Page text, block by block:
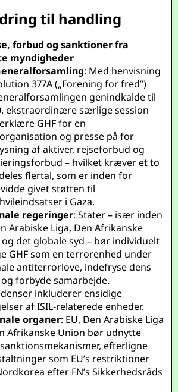
til handling
forbud og sanktioner fra
myndigheder
: Med henvisning
377A („Forening for fred”)
genindkalde til
ekstraordinære særlige session
GHF for en
og presse på for
af aktiver, rejseforbud og
– hvilket kræver et to
flertal, som er inden for
givet støtten til
i Gaza.
regeringer: Stater – især inden
Arabiske Liga, Den Afrikanske
det globale syd – bør individuelt
GHF som en terrorenhed under
antiterrorlove, indefryse dens
forbyde samarbejde.
inkluderer ensidige
af ISIL-relaterede enheder.
organer: EU, Den Arabiske Liga
Afrikanske Union bør udnytte
efterligne
som EU’s restriktioner
efter FN’s Sikkerhedsråds